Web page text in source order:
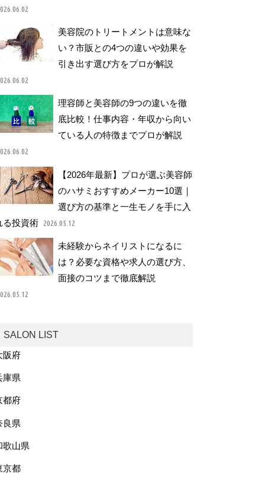
美容院のトリートメントは意味な
い？市販との4つの違いや効果を
引き出す選び方をプロが解説
理容師と美容師の9つの違いを徹
底比較！仕事内容・年収から向い
ている人の特徴までプロが解説
【2026年最新】プロが選ぶ美容師
のハサミおすすめメーカー10選｜
選び方の基準と一生モノを手に入
る投資術 2026.05.12
未経験からネイリストになるに
は？必要な資格や求人の選び方、
面接のコツまで徹底解説
SALON LIST
阪府
庫県
都府
良県
歌山県
京都